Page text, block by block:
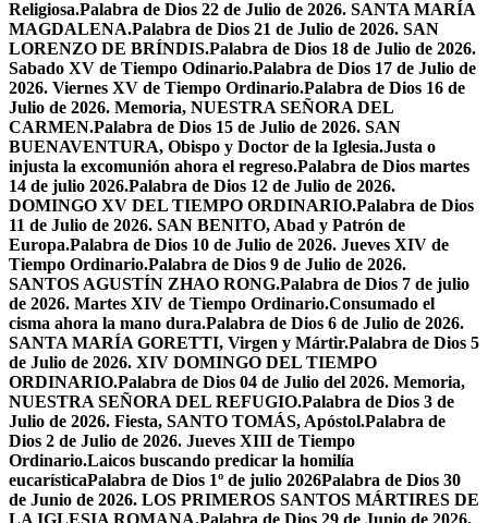
Religiosa.Palabra de Dios 22 de Julio de 2026. SANTA MARÍA
MAGDALENA.Palabra de Dios 21 de Julio de 2026. SAN
LORENZO DE BRÍNDIS.Palabra de Dios 18 de Julio de 2026.
Sabado XV de Tiempo Odinario.Palabra de Dios 17 de Julio de
2026. Viernes XV de Tiempo Ordinario.Palabra de Dios 16 de
Julio de 2026. Memoria, NUESTRA SEÑORA DEL
CARMEN.Palabra de Dios 15 de Julio de 2026. SAN
BUENAVENTURA, Obispo y Doctor de la Iglesia.Justa o
injusta la excomunión ahora el regreso.Palabra de Dios martes
14 de julio 2026.Palabra de Dios 12 de Julio de 2026.
DOMINGO XV DEL TIEMPO ORDINARIO.Palabra de Dios
11 de Julio de 2026. SAN BENITO, Abad y Patrón de
Europa.Palabra de Dios 10 de Julio de 2026. Jueves XIV de
Tiempo Ordinario.Palabra de Dios 9 de Julio de 2026.
SANTOS AGUSTÍN ZHAO RONG.Palabra de Dios 7 de julio
de 2026. Martes XIV de Tiempo Ordinario.Consumado el
cisma ahora la mano dura.Palabra de Dios 6 de Julio de 2026.
SANTA MARÍA GORETTI, Virgen y Mártir.Palabra de Dios 5
de Julio de 2026. XIV DOMINGO DEL TIEMPO
ORDINARIO.Palabra de Dios 04 de Julio del 2026. Memoria,
NUESTRA SEÑORA DEL REFUGIO.Palabra de Dios 3 de
Julio de 2026. Fiesta, SANTO TOMÁS, Apóstol.Palabra de
Dios 2 de Julio de 2026. Jueves XIII de Tiempo
Ordinario.Laicos buscando predicar la homilía
eucarísticaPalabra de Dios 1º de julio 2026Palabra de Dios 30
de Junio de 2026. LOS PRIMEROS SANTOS MÁRTIRES DE
LA IGLESIA ROMANA.Palabra de Dios 29 de Junio de 2026.